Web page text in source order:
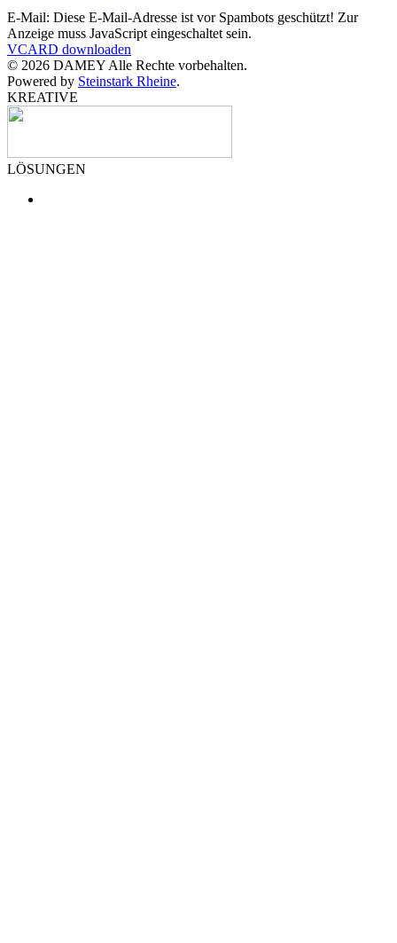
E-Mail: Diese E-Mail-Adresse ist vor Spambots geschützt! Zur
Anzeige muss JavaScript eingeschaltet sein.
VCARD downloaden
© 2026 DAMEY Alle Rechte vorbehalten.
Powered by Steinstark Rheine.
KREATIVE
LÖSUNGEN